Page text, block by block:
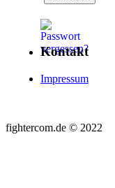
Kontakt
Impressum
fightercom.de © 2022